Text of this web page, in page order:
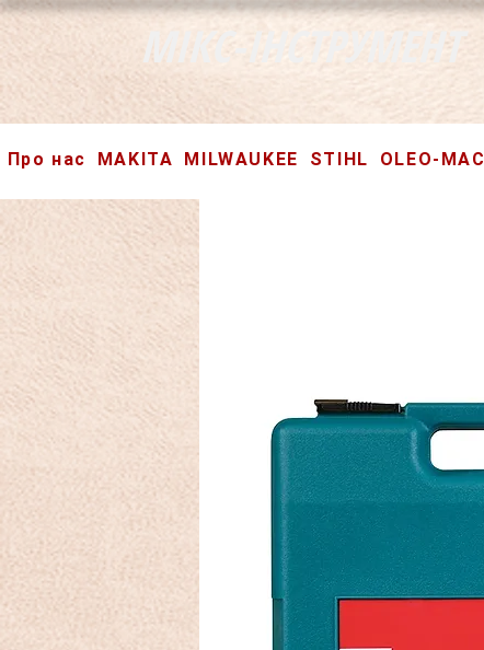
МІКС-ІНСТРУМЕНТ
Про нас MAKITA MILWAUKEE STIHL OLEO-MAC